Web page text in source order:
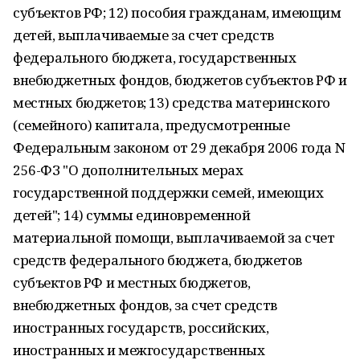
субъектов РФ; 12) пособия гражданам, имеющим
детей, выплачиваемые за счет средств
федерального бюджета, государственных
внебюджетных фондов, бюджетов субъектов РФ и
местных бюджетов; 13) средства материнского
(семейного) капитала, предусмотренные
Федеральным законом от 29 декабря 2006 года N
256-ФЗ "О дополнительных мерах
государственной поддержки семей, имеющих
детей"; 14) суммы единовременной
материальной помощи, выплачиваемой за счет
средств федерального бюджета, бюджетов
субъектов РФ и местных бюджетов,
внебюджетных фондов, за счет средств
иностранных государств, российских,
иностранных и межгосударственных